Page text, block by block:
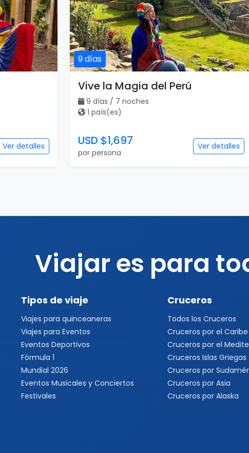
Ver detalles
9 días
Vive la Magia del Perú
9 días / 7 noches
1 país(es)
USD $1,697
por persona
Ver detalles
Viajar es para
Tipos de viaje
Viajes para quinceaneras
Viajes para Eventos
Eventos Deportivos
Fórmula 1
Mundial 2026
Eventos Musicales y Conciertos
Festivales
Cruceros
Todos los Cruceros
Cruceros por el Caribe
Cruceros por el
Cruceros Islas Griegas
Cruceros por
Cruceros por Asia
Cruceros por Alaska